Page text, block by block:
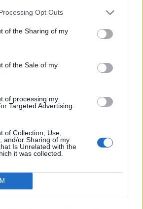
Opt Outs
of the Sharing of my
of the Sale of my
of processing my
Targeted Advertising.
of Collection, Use,
and/or Sharing of my
Is Unrelated with the
it was collected.
Σε 57χρονη γυναίκα από την
57χρονη γυναίκα από την Κυψέλη
ανήκει η σορός (photos)
Γιατί κινδυνεύουν περισσότερο
ΕΛΛAΔΑ 14:52
Πνιγμοί στην Ελλάδα: Γιατί
Πνιγμοί στην Ελλάδα: Γιατί
άνω των 60 – Οι οδηγίες για